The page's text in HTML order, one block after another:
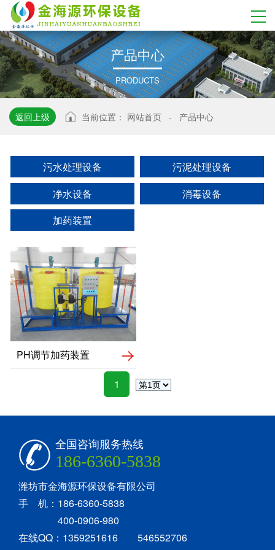
产品中心
PRODUCTS
返回上级 当前位置： 网站首页 - 产品中心
污水处理设备
污泥处理设备
净水设备
消毒设备
加药装置
PH调节加药装置
1
全国咨询服务热线
186-6360-5838
潍坊市金海源环保设备有限公司
手 机：186-6360-5838
400-0906-980
在线QQ：1359251616 546552706